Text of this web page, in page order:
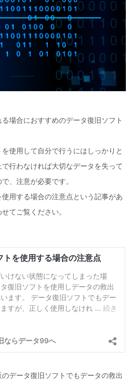
場合におすすめのデータ復旧ソフト
使用して自分で行うにはしっかりと
行わなければ大切なデータを失って
、注意が必要です。
用する場合の注意点という記事があ
てご覧ください。
データ復旧ソフトでもデータの救出